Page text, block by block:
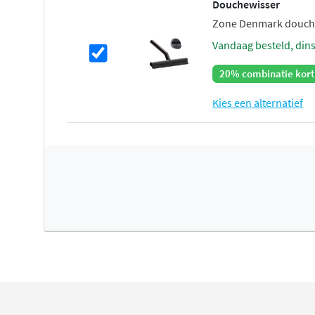
Douchewisser
Zone Denmark
vandaag besteld,
20% combinatie
Kies een alternatief